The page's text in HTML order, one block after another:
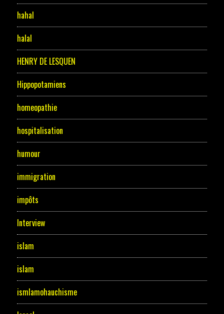
hahal
halal
HENRY DE LESQUEN
Hippopotamiens
homeopathie
hospitalisation
humour
immigration
impôts
Interview
islam
islam
ismlamohauchisme